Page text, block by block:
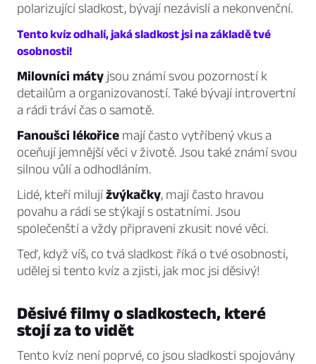
polarizující sladkost, bývají nezávislí a nekonvenční.
Tento kvíz odhalí, jaká sladkost jsi na základě tvé
osobnosti!
Milovníci máty jsou známí svou pozorností k
detailům a organizovaností. Také bývají introvertní
a rádi tráví čas o samotě.
Fanoušci lékořice mají často vytříbený vkus a
oceňují jemnější věci v životě. Jsou také známí svou
silnou vůlí a odhodláním.
Lidé, kteří milujížvýkačky, mají často hravou
povahu a rádi se stýkají s ostatními. Jsou
společenští a vždy připraveni zkusit nové věci.
Teď, když víš, co tvá sladkost říká o tvé osobnosti,
udělej si tento kvíz a zjisti, jak moc jsi děsivý!
Děsivé filmy o sladkostech, které
stojí za to vidět
Tento kvíz není poprvé, co jsou sladkosti spojovány